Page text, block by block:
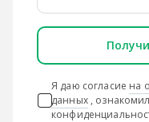
Я даю согласие на
данных,